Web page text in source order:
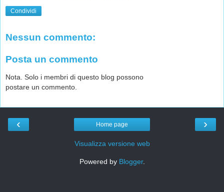
Condividi
Nessun commento:
Posta un commento
Nota. Solo i membri di questo blog possono
postare un commento.
‹ ›
Home page
Visualizza versione web
Powered by Blogger.